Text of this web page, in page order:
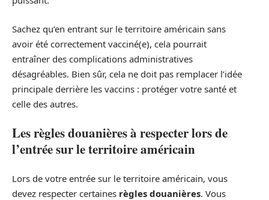
Sachez qu’en entrant sur le territoire américain sans
avoir été correctement vacciné(e), cela pourrait
entraîner des complications administratives
désagréables. Bien sûr, cela ne doit pas remplacer l’idée
principale derrière les vaccins : protéger votre santé et
celle des autres.
Les règles douanières à respecter lors de
l’entrée sur le territoire américain
Lors de votre entrée sur le territoire américain, vous
devez respecter certaines règles douanières. Vous